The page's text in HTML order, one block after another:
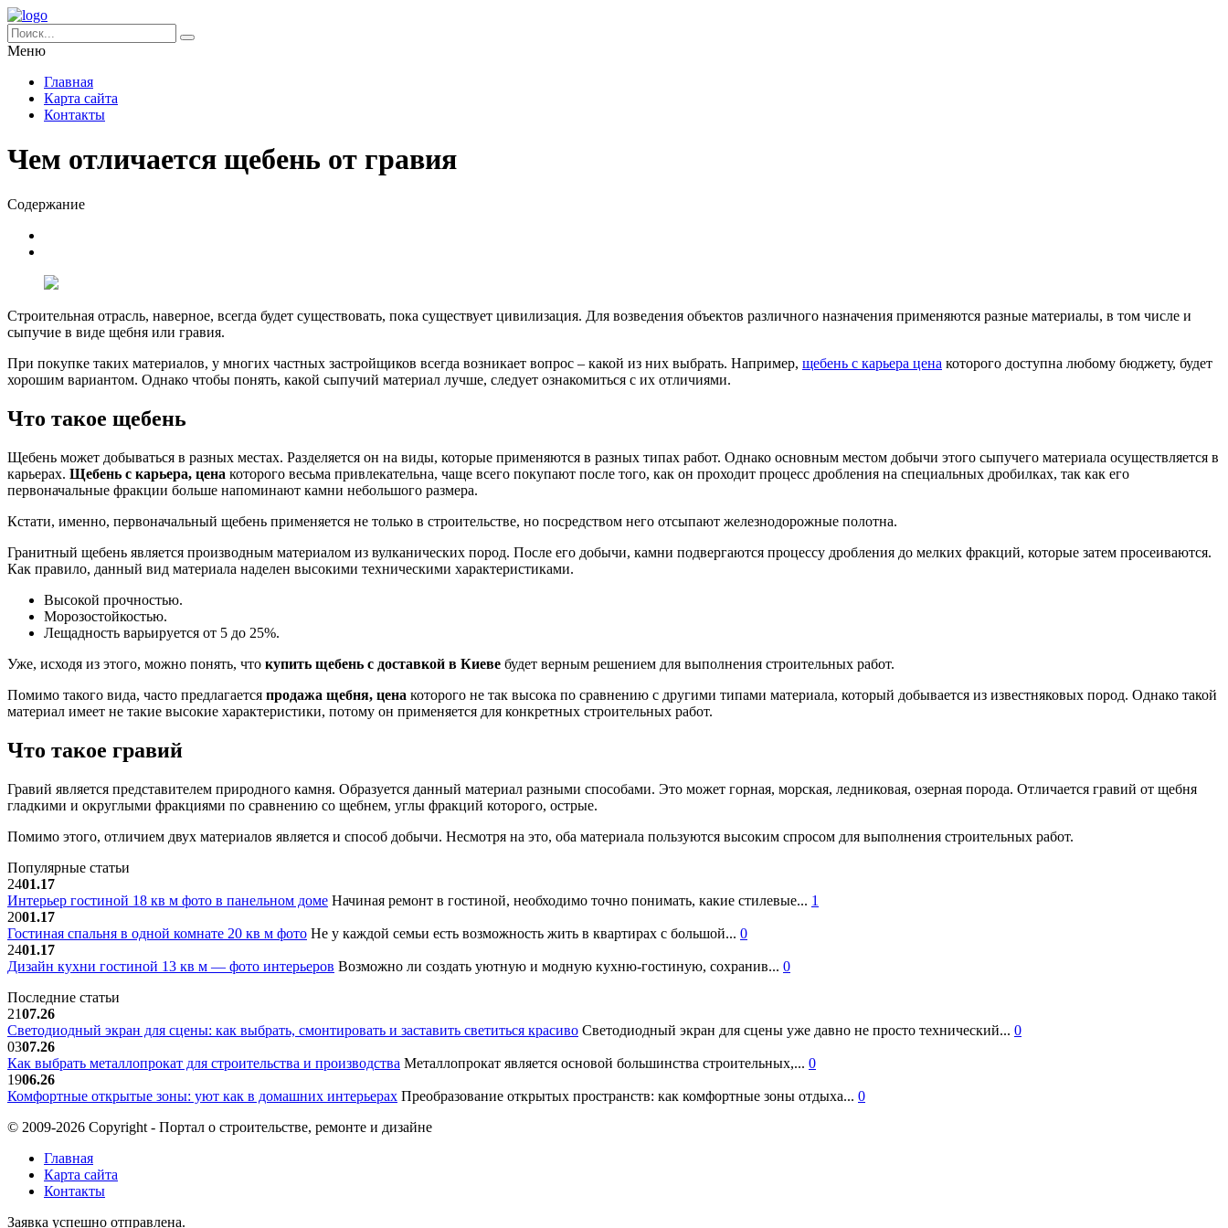
Меню
Главная
Карта сайта
Контакты
Чем отличается щебень от гравия
Содержание
Строительная отрасль, наверное, всегда будет существовать, пока существует цивилизация. Для возведения объектов различного назначения применяются разные материалы, в том числе и
сыпучие в виде щебня или гравия.
При покупке таких материалов, у многих частных застройщиков всегда возникает вопрос – какой из них выбрать. Например, щебень с карьера цена которого доступна любому бюджету, будет
хорошим вариантом. Однако чтобы понять, какой сыпучий материал лучше, следует ознакомиться с их отличиями.
Что такое щебень
Щебень может добываться в разных местах. Разделяется он на виды, которые применяются в разных типах работ. Однако основным местом добычи этого сыпучего материала осуществляется в
карьерах. Щебень с карьера, цена которого весьма привлекательна, чаще всего покупают после того, как он проходит процесс дробления на специальных дробилках, так как его
первоначальные фракции больше напоминают камни небольшого размера.
Кстати, именно, первоначальный щебень применяется не только в строительстве, но посредством него отсыпают железнодорожные полотна.
Гранитный щебень является производным материалом из вулканических пород. После его добычи, камни подвергаются процессу дробления до мелких фракций, которые затем просеиваются.
Как правило, данный вид материала наделен высокими техническими характеристиками.
Высокой прочностью.
Морозостойкостью.
Лещадность варьируется от 5 до 25%.
Уже, исходя из этого, можно понять, что купить щебень с доставкой в Киеве будет верным решением для выполнения строительных работ.
Помимо такого вида, часто предлагается продажа щебня, цена которого не так высока по сравнению с другими типами материала, который добывается из известняковых пород. Однако такой
материал имеет не такие высокие характеристики, потому он применяется для конкретных строительных работ.
Что такое гравий
Гравий является представителем природного камня. Образуется данный материал разными способами. Это может горная, морская, ледниковая, озерная порода. Отличается гравий от щебня
гладкими и округлыми фракциями по сравнению со щебнем, углы фракций которого, острые.
Помимо этого, отличием двух материалов является и способ добычи. Несмотря на это, оба материала пользуются высоким спросом для выполнения строительных работ.
Популярные статьи
2401.17
Интерьер гостиной 18 кв м фото в панельном доме Начиная ремонт в гостиной, необходимо точно понимать, какие стилевые... 1
2001.17
Гостиная спальня в одной комнате 20 кв м фото Не у каждой семьи есть возможность жить в квартирах с большой... 0
2401.17
Дизайн кухни гостиной 13 кв м — фото интерьеров Возможно ли создать уютную и модную кухню-гостиную, сохранив... 0
Последние статьи
2107.26
Светодиодный экран для сцены: как выбрать, смонтировать и заставить светиться красиво Светодиодный экран для сцены уже давно не просто технический... 0
0307.26
Как выбрать металлопрокат для строительства и производства Металлопрокат является основой большинства строительных,... 0
1906.26
Комфортные открытые зоны: уют как в домашних интерьерах Преобразование открытых пространств: как комфортные зоны отдыха... 0
© 2009-2026 Copyright - Портал о строительстве, ремонте и дизайне
Главная
Карта сайта
Контакты
Заявка успешно отправлена.